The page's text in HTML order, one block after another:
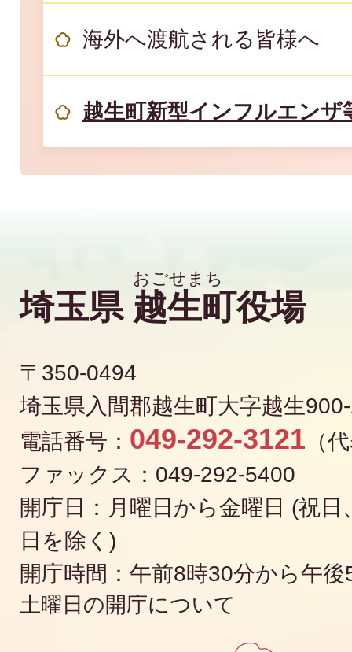
海外へ渡航される皆様へ
越生町新型インフルエンザ
埼玉県 越生町役場
〒350-0494
埼玉県入間郡越生町大字越生
電話番号： 049-292-3121 （
ファックス：049-292-5400
開庁日：月曜日から金曜日 (祝
日を除く)
開庁時間：午前8時30分から午
土曜日の開庁について